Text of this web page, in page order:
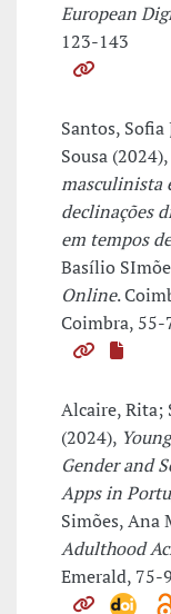
European
123-143
Santos, Sofia
Sousa (2024),
masculinista
declinações
em tempos
Basílio
Online.
Coimbra, 55-
Alcaire, Rita;
(2024),
Gender and
Apps in
Simões, Ana
Adulthood
Emerald, 75-